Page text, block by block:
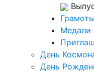
Медали
День
День